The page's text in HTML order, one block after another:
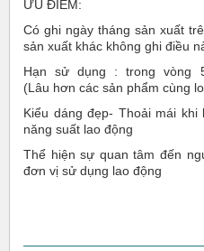
ƯU ĐIỂM:
Có ghi ngày tháng sản xuất
sản xuất khác không ghi điều
Hạn sử dụng : trong vòng
(Lâu hơn các sản phẩm cùng
Kiểu dáng đẹp- Thoải mái
năng suất lao động
Thể hiện sự quan tâm đến
đơn vị sử dụng lao động